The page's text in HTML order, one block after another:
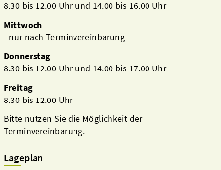
8.30 bis 12.00 Uhr und 14.00 bis 16.00 Uhr
Mittwoch
- nur nach Terminvereinbarung
Donnerstag
8.30 bis 12.00 Uhr und 14.00 bis 17.00 Uhr
Freitag
8.30 bis 12.00 Uhr
Bitte nutzen Sie die Möglichkeit der
Terminvereinbarung.
Lageplan